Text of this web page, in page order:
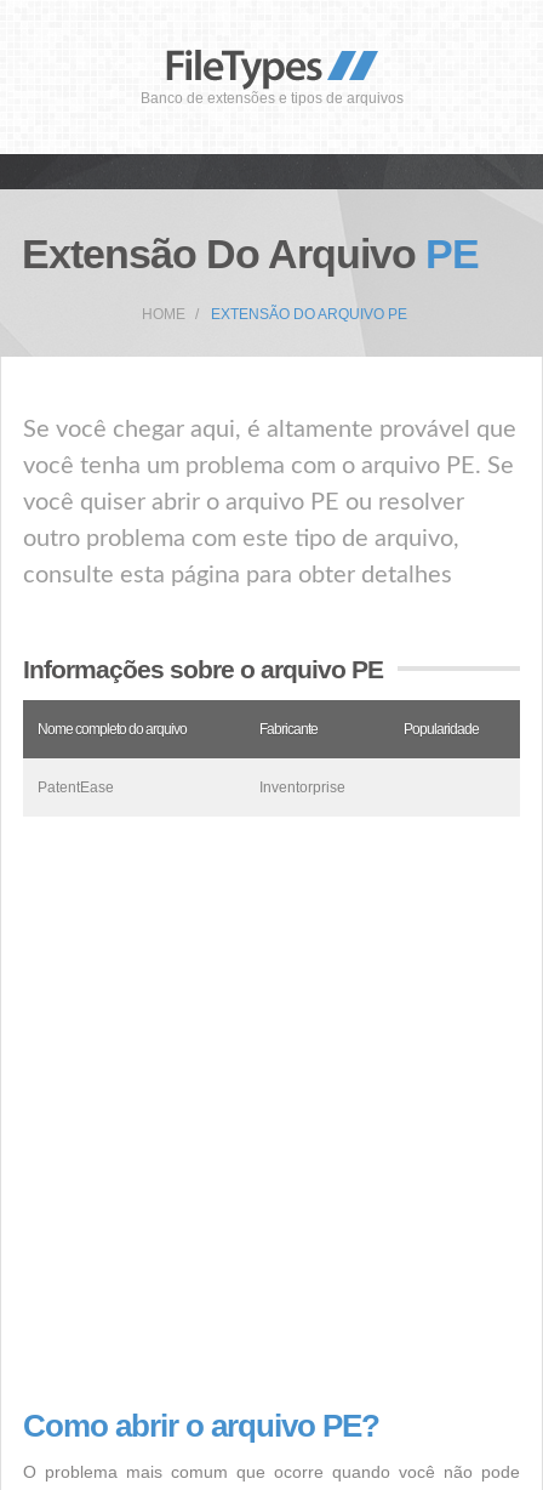
Banco de extensões e tipos de arquivos
Extensão Do Arquivo PE
HOME EXTENSÃO DO ARQUIVO PE
Se você chegar aqui, é altamente provável que
você tenha um problema com o arquivo PE. Se
você quiser abrir o arquivo PE ou resolver
outro problema com este tipo de arquivo,
consulte esta página para obter detalhes
Informações sobre o arquivo PE
Nome completo do arquivo Fabricante Popularidade
PatentEase Inventorprise
Como abrir o arquivo PE?
O problema mais comum que ocorre quando você não pode